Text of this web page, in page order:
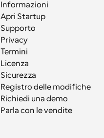
Informazioni
Apri Startup
Supporto
Privacy
Termini
Licenza
Sicurezza
Registro delle modifiche
Richiedi una demo
Parla con le vendite